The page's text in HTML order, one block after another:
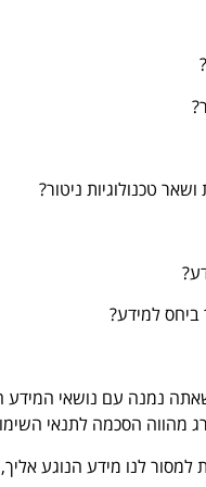
טכנולוגיות ניטור?
ביחס למידע?
שאתה נמנה עם נושאי
מהווה הסכמה לתנאי
לנו מידע הנוגע